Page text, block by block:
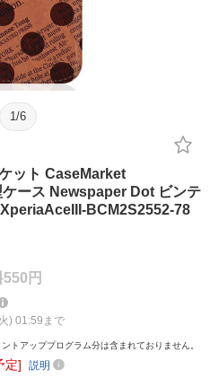
1 /6
ット CaseMarket
ース Newspaper Dot ビンテ
BCM2S2552-78
円
) 01:59まで
トアッププログラム分は含まれておりません。
定] 説明